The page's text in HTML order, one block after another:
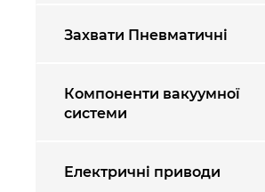
Захвати Пневматичні
Компоненти вакуумної
системи
Електричні приводи